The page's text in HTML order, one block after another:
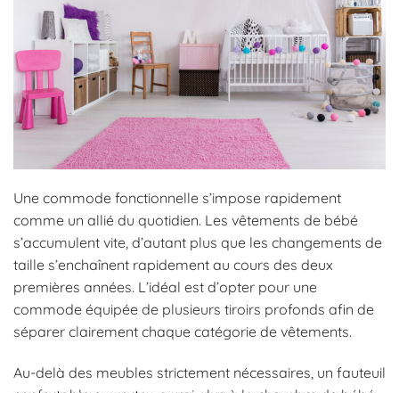
Une commode fonctionnelle s’impose rapidement
comme un allié du quotidien. Les vêtements de bébé
s’accumulent vite, d’autant plus que les changements de
taille s’enchaînent rapidement au cours des deux
premières années. L’idéal est d’opter pour une
commode équipée de plusieurs tiroirs profonds afin de
séparer clairement chaque catégorie de vêtements.
Au-delà des meubles strictement nécessaires, un fauteuil